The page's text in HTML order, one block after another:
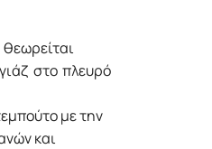
στο πλευρό
με την
και